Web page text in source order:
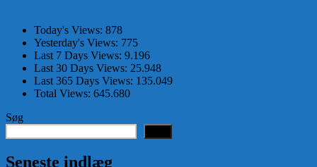
Today's Views: 878
Yesterday's Views: 775
Last 7 Days Views: 9.196
Last 30 Days Views: 25.948
Last 365 Days Views: 135.049
Total Views: 645.680
Søg
Seneste indlæg